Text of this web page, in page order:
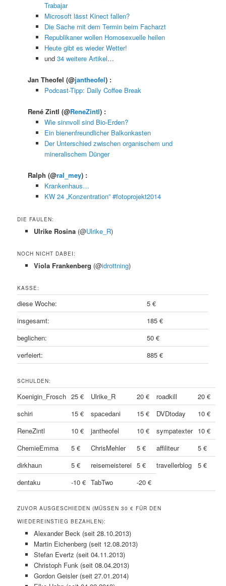
Trabajar
Microsoft lässt Kinect fallen?
Die Sache mit dem Termin beim Facharzt
Republikaner wollen Homosexuelle heilen
Heute gibt es wieder Wetter!
und 34 weitere Artikel…
Jan Theofel(@jantheofel) :
Podcast-Tipp: Daily Coffee Break
René Zintl(@ReneZintl) :
Wie sinnvoll sind Bio-Erden?
Ein bienenfreundlicher Balkonkasten
Der Unterschied zwischen organischem und
mineralischem Dünger
Ralph(@ral_mey) :
Krankenhaus…
KW 24 „Konzentration” #fotoprojekt2014
DIE FAULEN:
Ulrike Rosina (@Ulrike_R)
NOCH NICHT DABEI:
Viola Frankenberg (@idrottning)
KASSE:
diese Woche:
5 €
insgesamt:
185 €
beglichen:
50 €
verfeiert:
885 €
SCHULDEN:
Koenigin_Frosch 25 € Ulrike_R 20 € roadkill
20 €
schiri
15 € spacedani 15 € DVDtoday
10 €
ReneZintl
10 € jantheofel 10 € sympatexter 10 €
ChemieEmma
5 € ChrisMehler 5 € affiliteur
5 €
dirkhaun
5 € reisemeisterei 5 € travellerblog
5 €
dentaku
-10 € TabTwo -20 €
ZUVOR AUSGESCHIEDEN (MÜSSEN 30 € FÜR DEN
WIEDEREINSTIEG BEZAHLEN):
Alexander Beck (seit 28.10.2013)
Martin Eichenberg (seit 12.08.2013)
Stefan Evertz (seit 04.11.2013)
Christoph Funk (seit 08.04.2013)
Gordon Geisler (seit 27.01.2014)